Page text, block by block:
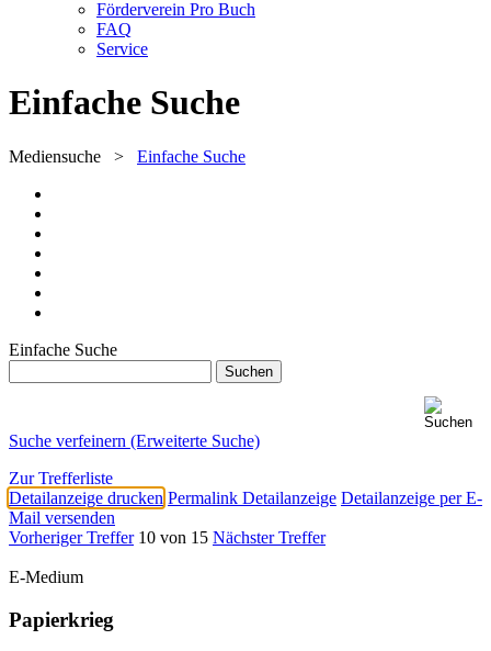
Förderverein Pro Buch
FAQ
Service
Einfache Suche
Mediensuche > Einfache Suche
Einfache Suche
Suche verfeinern (Erweiterte Suche)
Zur Trefferliste
Detailanzeige drucken Permalink Detailanzeige Detailanzeige per E-
Mail versenden
Vorheriger Treffer 10 von 15 Nächster Treffer
E-Medium
Papierkrieg